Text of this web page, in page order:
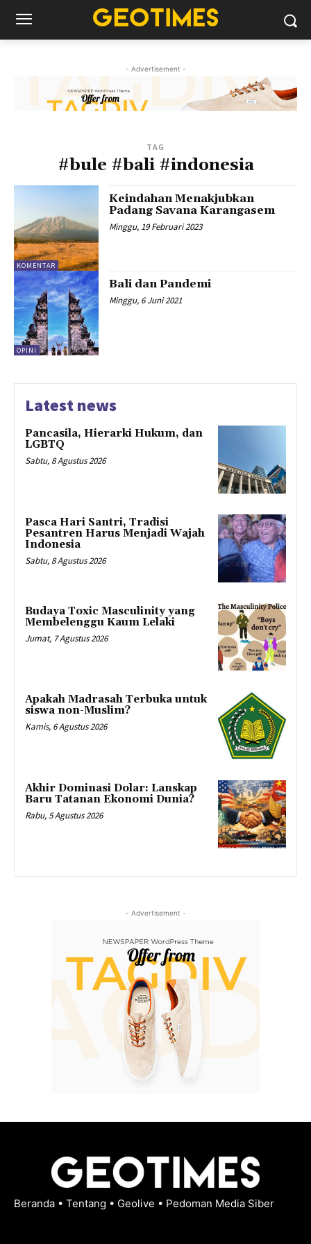
- Advertisement -
TAG
#bule #bali #indonesia
KOMENTAR
Keindahan Menakjubkan
Padang Savana Karangasem
Minggu, 19 Februari 2023
OPINI
Bali dan Pandemi
Minggu, 6 Juni 2021
Latest news
Pancasila, Hierarki Hukum, dan
LGBTQ
Sabtu, 8 Agustus 2026
Pasca Hari Santri, Tradisi
Pesantren Harus Menjadi Wajah
Indonesia
Sabtu, 8 Agustus 2026
Budaya Toxic Masculinity yang
Membelenggu Kaum Lelaki
Jumat, 7 Agustus 2026
Apakah Madrasah Terbuka untuk
siswa non-Muslim?
Kamis, 6 Agustus 2026
Akhir Dominasi Dolar: Lanskap
Baru Tatanan Ekonomi Dunia?
Rabu, 5 Agustus 2026
- Advertisement -
Beranda • Tentang • Geolive • Pedoman Media Siber